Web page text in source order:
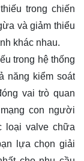
trong chiến
và giảm thiểu
khác nhau.
trong hệ thống
năng kiểm soát
vai trò quan
con người
loại valve chữa
lựa chọn giải